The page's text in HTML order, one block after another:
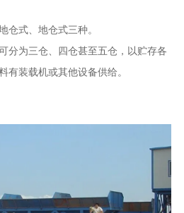
式、地仓式三种。
为三仓、四仓甚至五仓，以贮存各
装载机或其他设备供给。